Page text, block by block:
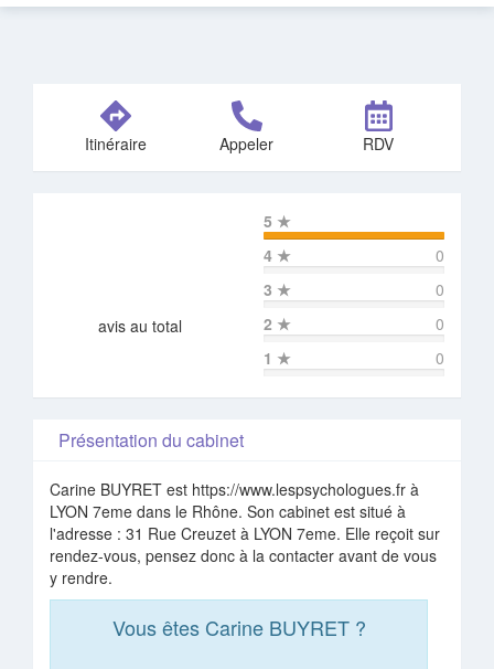
Itinéraire Appeler RDV
avis au total
5 ★
4 ★
0
3 ★
0
2 ★
0
1 ★ 0
Présentation du cabinet
Carine BUYRET est https://www.lespsychologues.fr à
LYON 7eme dans le Rhône. Son cabinet est situé à
l'adresse : 31 Rue Creuzet à LYON 7eme. Elle reçoit sur
rendez-vous, pensez donc à la contacter avant de vous
y rendre.
Vous êtes Carine BUYRET ?